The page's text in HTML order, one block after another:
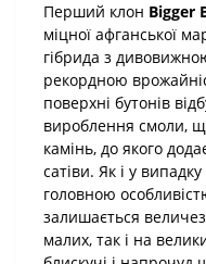
Перший клон Bigger
міцної афганської
гібрида з
рекордною
поверхні бутонів
вироблення смоли,
камінь, до якого
сатіви. Як і у
головною
залишається
малих, так і на